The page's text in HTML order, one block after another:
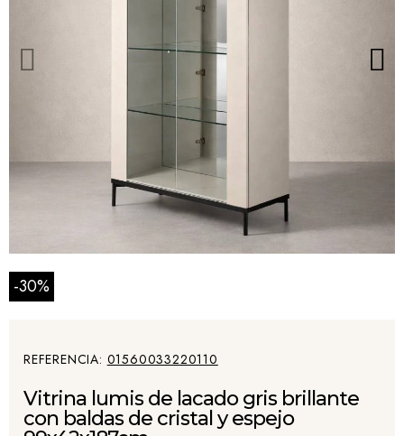
-30%
REFERENCIA 01560033220110
Vitrina lumis de lacado gris brillante
con baldas de cristal y espejo